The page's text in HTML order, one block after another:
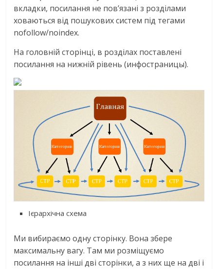
вкладки, посилання не пов’язані з розділами
ховаються від пошукових систем під тегами
nofollow/noindex.
На головній сторінці, в розділах поставлені
посилання на нижній рівень (инфостраницы).
Ієрархічна схема
Ми вибираємо одну сторінку. Вона збере
максимальну вагу. Там ми розміщуємо
посилання на інші дві сторінки, а з них ще на дві і